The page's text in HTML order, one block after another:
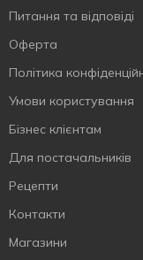
Питання та відповіді
Оферта
Політика
Умови користування
Бізнес клієнтам
Для постачальників
Рецепти
Контакти
Магазини